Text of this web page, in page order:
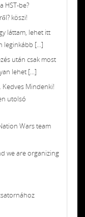
HST-be?
köszi!
láttam, lehet itt
leginkább [...]
után csak most
lehet [...]
Kedves Mindenki!
utolsó
Wars team
we are organizing